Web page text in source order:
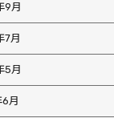
9月
7月
5月
月